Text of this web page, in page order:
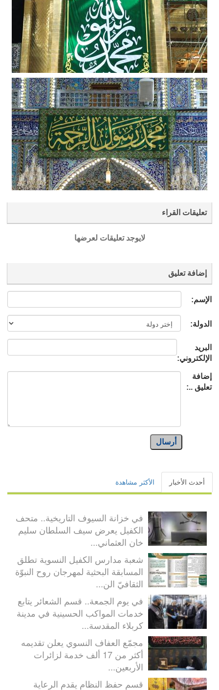
تعليقات القراء
لايوجد تعليقات لعرضها
إضافة تعليق
الإسم:
الدولة:
البريد
الإلكتروني:
إضافة
تعليق ..:
أرسال
أحدث الأخبار الأكثر مشاهدة
في خزانة السيوف التاريخية.. متحف
الكفيل يعرض سيف السلطان سليم
خان العثماني...
شعبة مدارس الكفيل النسوية تطلق
المسابقة البحثية لمهرجان روح النبوّة
الثقافيّ الن...
في يوم الجمعة.. قسم الشعائر يتابع
خدمات المواكب الحسينية في مدينة
كربلاء المقدسة...
مجمّع العفاف النسوي يعلن تقديمه
أكثر من 17 ألف خدمة لزائرات
الأربعين...
قسم حفظ النظام يقدم الرعاية